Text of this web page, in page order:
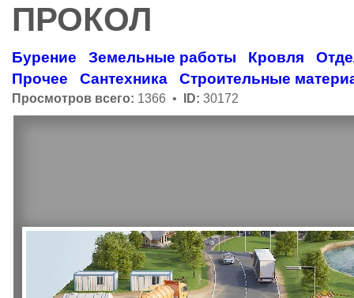
ПРОКОЛ
Бурение Земельные работы Кровля
Прочее
Сантехника Строительные
Просмотров всего: 1366 • ID: 30172